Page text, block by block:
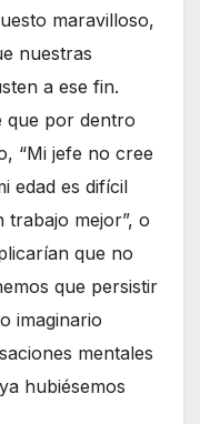
maravilloso,
nuestras
a ese fin.
que por dentro
“Mi jefe no cree
edad es difícil
mejor”, o
que no
que persistir
imaginario
mentales
hubiésemos